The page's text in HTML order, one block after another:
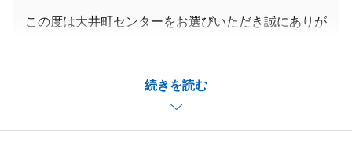
続きを読む
この度は大井町センターをお選びいただき誠にありが
またお褒めのお言葉をいただき、大変嬉しく思いま
今後の励みにさせていただきます。